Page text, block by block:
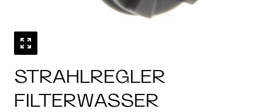
STRAHLREGLER
FILTERWASSER